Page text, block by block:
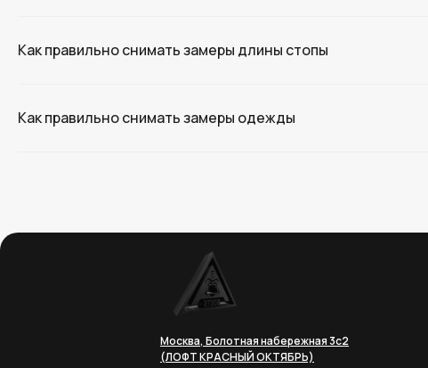
Как правильно снимать замеры длины стопы
Как правильно снимать замеры одежды
Москва, Болотная набережная 3с2
(ЛОФТ КРАСНЫЙ ОКТЯБРЬ)